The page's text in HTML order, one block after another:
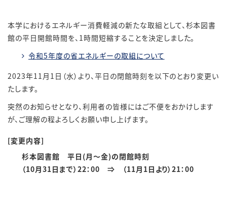
本学におけるエネルギー消費軽減の新たな取組として、杉本図書
館の平日開館時間を、1時間短縮することを決定しました。
令和5年度の省エネルギーの取組について
2023年11月1日（水）より、平日の閉館時刻を以下のとおり変更い
たします。
突然のお知らせとなり、利用者の皆様にはご不便をおかけします
が、ご理解の程よろしくお願い申し上げます。
[変更内容]
杉本図書館 平日(月～金)の閉館時刻
（10月31日まで）22：00 ⇒ （11月1日より）21：00